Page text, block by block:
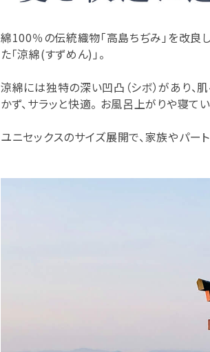
綿100％の伝統織物「高島ちぢみ」を改良
た「涼綿(すずめん)」。
涼綿には独特の深い凹凸（シボ）があり
かず、サラッと快適。 お風呂上がりや寝て
ユニセックスのサイズ展開で、家族やパー